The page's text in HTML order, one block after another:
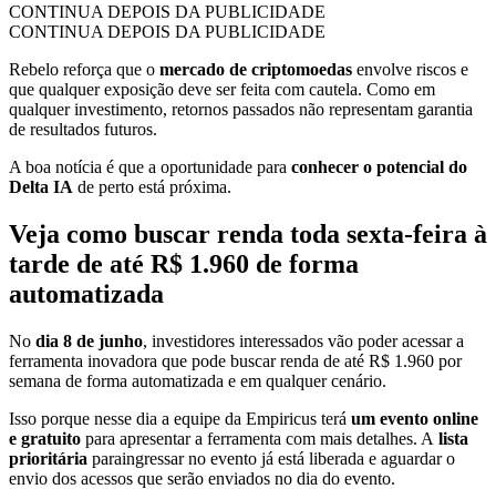
CONTINUA DEPOIS DA PUBLICIDADE
CONTINUA DEPOIS DA PUBLICIDADE
Rebelo reforça que o mercado de criptomoedas envolve riscos e
que qualquer exposição deve ser feita com cautela. Como em
qualquer investimento, retornos passados não representam garantia
de resultados futuros.
A boa notícia é que a oportunidade para conhecer o potencial do
Delta IA de perto está próxima.
Veja como buscar renda toda sexta-feira à
tarde de até R$ 1.960 de forma
automatizada
No dia 8 de junho, investidores interessados vão poder acessar a
ferramenta inovadora que pode buscar renda de até R$ 1.960 por
semana de forma automatizada e em qualquer cenário.
Isso porque nesse dia a equipe da Empiricus terá um evento online
e gratuito para apresentar a ferramenta com mais detalhes. A lista
prioritária paraingressar no evento já está liberada e aguardar o
envio dos acessos que serão enviados no dia do evento.